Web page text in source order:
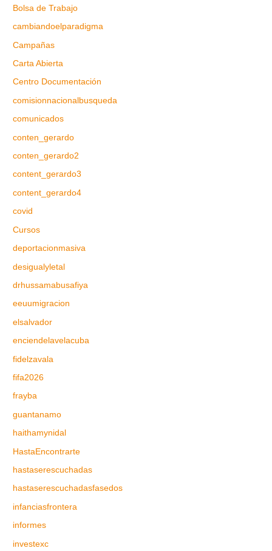
Bolsa de Trabajo
cambiandoelparadigma
Campañas
Carta Abierta
Centro Documentación
comisionnacionalbusqueda
comunicados
conten_gerardo
conten_gerardo2
content_gerardo3
content_gerardo4
covid
Cursos
deportacionmasiva
desigualyletal
drhussamabusafiya
eeuumigracion
elsalvador
enciendelavelacuba
fidelzavala
fifa2026
frayba
guantanamo
haithamynidal
HastaEncontrarte
hastaserescuchadas
hastaserescuchadasfasedos
infanciasfrontera
informes
investexc